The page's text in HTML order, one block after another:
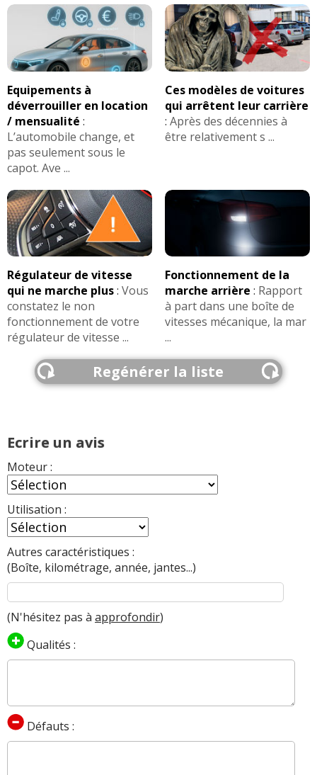
Equipements à
déverrouiller en location
/ mensualité :
L’automobile change, et
pas seulement sous le
capot. Ave ...
Ces modèles de voitures
qui arrêtent leur carrière
: Après des décennies à
être relativement s ...
Régulateur de vitesse
qui ne marche plus: Vous
constatez le non
fonctionnement de votre
régulateur de vitesse ...
Fonctionnement de la
marche arrière : Rapport
à part dans une boîte de
vitesses mécanique, la mar
...
Regénérer la liste
Ecrire un avis
Moteur :
Utilisation :
Autres caractéristiques :
(Boîte, kilométrage, année, jantes...)
(N'hésitez pas à approfondir)
Qualités :
Défauts :